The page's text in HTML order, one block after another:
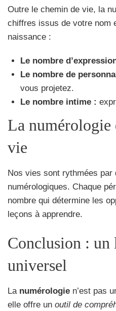
Outre le chemin de vie, la
chiffres issus de votre nom
naissance :
Le nombre
Le nombre de
vous projetez.
Le nombre intime :
La numérologie
vie
Nos vies sont rythmées par
numérologiques. Chaque
nombre qui détermine les
leçons à apprendre.
Conclusion : un
universel
La numérologie n’est pas
elle offre un outil de